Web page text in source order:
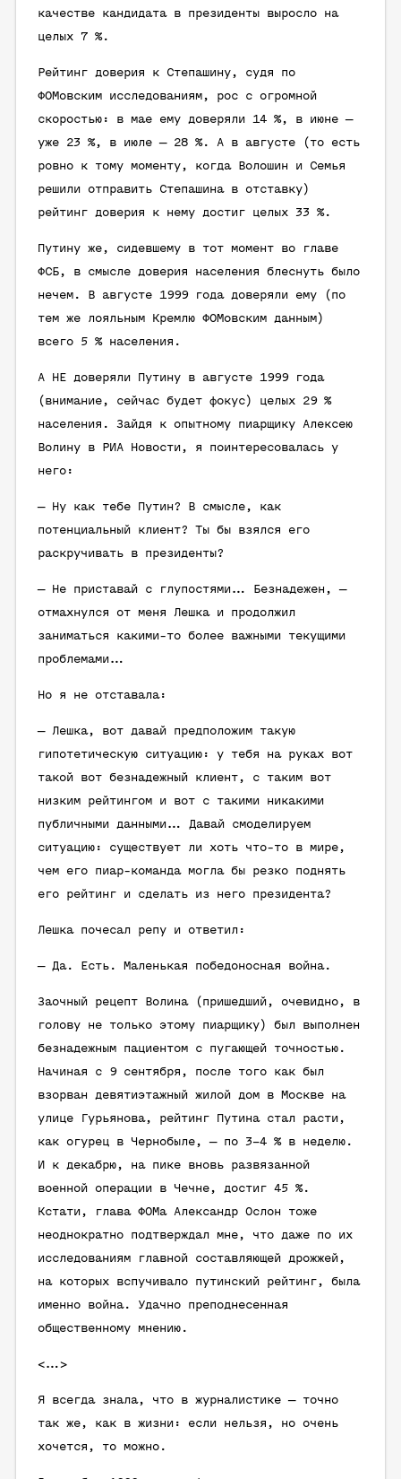
качестве кандидата в президенты выросло на
целых 7 %.
Рейтинг доверия к Степашину, судя по
ФОМовским исследованиям, рос с огромной
скоростью: в мае ему доверяли 14 %, в июне —
уже 23 %, в июле — 28 %. А в августе (то есть
ровно к тому моменту, когда Волошин и Семья
решили отправить Степашина в отставку)
рейтинг доверия к нему достиг целых 33 %.
Путину же, сидевшему в тот момент во главе
ФСБ, в смысле доверия населения блеснуть было
нечем. В августе 1999 года доверяли ему (по
тем же лояльным Кремлю ФОМовским данным)
всего 5 % населения.
А НЕ доверяли Путину в августе 1999 года
(внимание, сейчас будет фокус) целых 29 %
населения. Зайдя к опытному пиарщику Алексею
Волину в РИА Новости, я поинтересовалась у
него:
— Ну как тебе Путин? В смысле, как
потенциальный клиент? Ты бы взялся его
раскручивать в президенты?
— Не приставай с глупостями… Безнадежен, —
отмахнулся от меня Лешка и продолжил
заниматься какими-то более важными текущими
проблемами…
Но я не отставала:
— Лешка, вот давай предположим такую
гипотетическую ситуацию: у тебя на руках вот
такой вот безнадежный клиент, с таким вот
низким рейтингом и вот с такими никакими
публичными данными… Давай смоделируем
ситуацию: существует ли хоть что-то в мире,
чем его пиар-команда могла бы резко поднять
его рейтинг и сделать из него президента?
Лешка почесал репу и ответил:
— Да. Есть. Маленькая победоносная война.
Заочный рецепт Волина (пришедший, очевидно, в
голову не только этому пиарщику) был выполнен
безнадежным пациентом с пугающей точностью.
Начиная с 9 сентября, после того как был
взорван девятиэтажный жилой дом в Москве на
улице Гурьянова, рейтинг Путина стал расти,
как огурец в Чернобыле, — по 3–4 % в неделю.
И к декабрю, на пике вновь развязанной
военной операции в Чечне, достиг 45 %.
Кстати, глава ФОМа Александр Ослон тоже
неоднократно подтверждал мне, что даже по их
исследованиям главной составляющей дрожжей,
на которых вспучивало путинский рейтинг, была
именно война. Удачно преподнесенная
общественному мнению.
<…>
Я всегда знала, что в журналистике — точно
так же, как в жизни: если нельзя, но очень
хочется, то можно.